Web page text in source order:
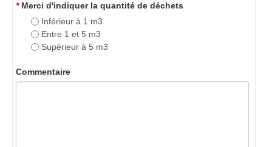
*Merci d'indiquer la quantité de déchets
Inférieur à 1 m3
Entre 1 et 5 m3
Supérieur à 5 m3
Commentaire